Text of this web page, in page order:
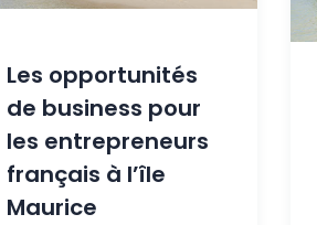
Les opportunités
de business pour
les entrepreneurs
français à l’île
Maurice